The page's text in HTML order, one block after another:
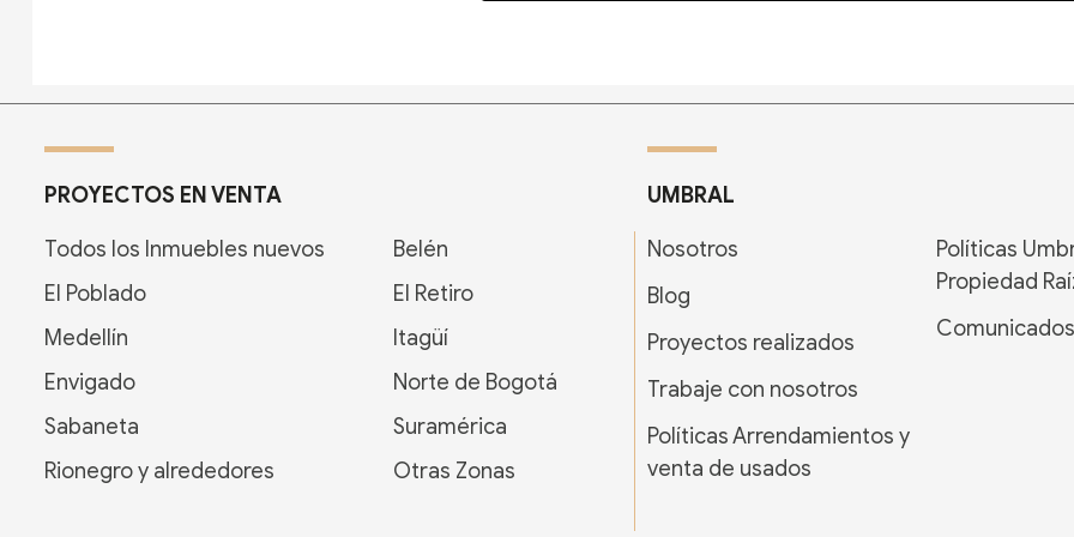
PROYECTOS EN VENTA
Todos los Inmuebles nuevos
El Poblado
Medellín
Envigado
Sabaneta
Rionegro y alrededores
Belén
El Retiro
Itagüí
Norte de Bogotá
Suramérica
Otras Zonas
UMBRAL
Nosotros
Blog
Proyectos realizados
Trabaje con nosotros
Políticas Arrendamientos y
venta de usados
Políticas
Propiedad
Comunicados